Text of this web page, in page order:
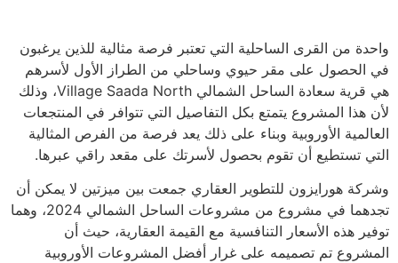
واحدة من القرى الساحلية التي تعتبر فرصة مثالية للذين يرغبون
في الحصول على مقر حيوي وساحلي من الطراز الأول لأسرهم
هي قرية سعادة الساحل الشمالي Village Saada North، وذلك
لأن هذا المشروع يتمتع بكل التفاصيل التي تتوافر في المنتجعات
العالمية الأوروبية وبناء على ذلك يعد فرصة من الفرص المثالية
التي تستطيع أن تقوم بحصول لأسرتك على مقعد راقي عبرها.
وشركة هورايزون للتطوير العقاري جمعت بين ميزتين لا يمكن أن
تجدهما في مشروع من مشروعات الساحل الشمالي 2024، وهما
توفير هذه الأسعار التنافسية مع القيمة العقارية، حيث أن
المشروع تم تصميمه على غرار أفضل المشروعات الأوروبية